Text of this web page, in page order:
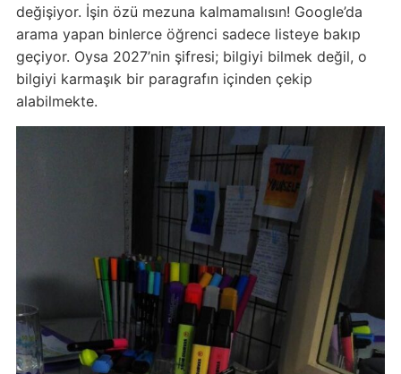
değişiyor. İşin özü mezuna kalmamalısın! Google’da
arama yapan binlerce öğrenci sadece listeye bakıp
geçiyor. Oysa 2027’nin şifresi; bilgiyi bilmek değil, o
bilgiyi karmaşık bir paragrafın içinden çekip
alabilmekte.